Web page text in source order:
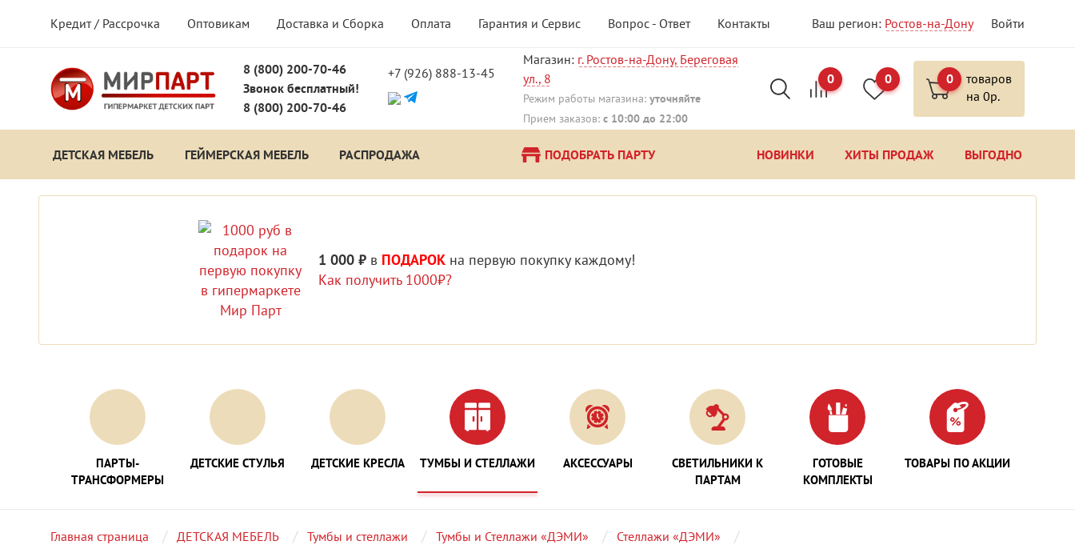
Кредит / Рассрочка Оптовикам Доставка и Сборка Оплата Гарантия и Сервис Вопрос - Ответ Контакты Ваш регион: Ростов-на-Дону Войти
8 (800) 200-70-46
Звонок бесплатный!
8 (800) 200-70-46
+7 (926) 888-13-45
Магазин: г. Ростов-на-Дону, Береговая
ул., 8
Режим работы магазина: уточняйте
Прием заказов: с 10:00 до 22:00
0 0 0
товаров
на 0р.
ДЕТСКАЯ МЕБЕЛЬ ГЕЙМЕРСКАЯ МЕБЕЛЬ РАСПРОДАЖА ПОДОБРАТЬ ПАРТУ НОВИНКИ ХИТЫ ПРОДАЖ ВЫГОДНО
1 000 ₽ в ПОДАРОК на первую покупку каждому!
Как получить 1000₽?
ПАРТЫ-
ТРАНСФОРМЕРЫ
ДЕТСКИЕ СТУЛЬЯ ДЕТСКИЕ КРЕСЛА ТУМБЫ И СТЕЛЛАЖИ АКСЕССУАРЫ
СВЕТИЛЬНИКИ К
ПАРТАМ
ГОТОВЫЕ
КОМПЛЕКТЫ
ТОВАРЫ ПО АКЦИИ
Главная страница ДЕТСКАЯ МЕБЕЛЬ Тумбы и стеллажи Тумбы и Стеллажи «ДЭМИ» Стеллажи «ДЭМИ»